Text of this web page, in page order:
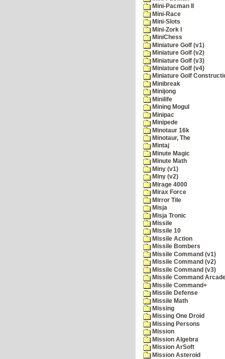
Mini-Pacman II
Mini-Race
Mini-Slots
Mini-Zork I
MiniChess
Miniature Golf (v1)
Miniature Golf (v2)
Miniature Golf (v3)
Miniature Golf (v4)
Miniature Golf
Minibreak
Minijong
Minilife
Mining Mogul
Minipac
Minipede
Minotaur 16k
Minotaur, The
Mintaj
Minute Magic
Minute Math
Miny (v1)
Miny (v2)
Mirage 4000
Mirax Force
Mirror Tile
Misja
Misja Tronic
Missile
Missile 10
Missile Action
Missile Bombers
Missile Command (v1)
Missile Command (v2)
Missile Command (v3)
Missile Command
Missile Command+
Missile Defense
Missile Math
Missing
Missing One Droid
Missing Persons
Mission
Mission Algebra
Mission ArSoft
Mission Asteroid